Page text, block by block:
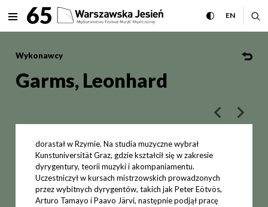
Garms, Leonhard
rozwiń menu
MENU65 przełącz
ENCHANGE
Wykonawcy
Garms, Leonhard
poprzedni
dorastał w Rzymie. Na studia muzyczne wybrał
Kunstuniversität Graz, gdzie kształcił się w zakresie
dyrygentury, teorii muzyki i akompaniamentu.
Uczestniczył w kursach mistrzowskich prowadzonych
przez wybitnych dyrygentów, takich jak Peter Eötvös,
Arturo Tamayo i Paavo Järvi, następnie podjął pracę